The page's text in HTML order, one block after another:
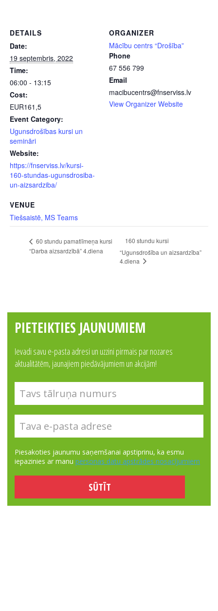
DETAILS
Date:
19 septembris, 2022
Time:
06:00 - 13:15
Cost:
EUR161,5
Event Category:
Ugunsdrošības kursi un
semināri
Website:
https://fnserviss.lv/kursi-
160-stundas-ugunsdrosiba-
un-aizsardziba/
VENUE
Tiešsaistē, MS Teams
ORGANIZER
Mācību centrs “Drošība”
Phone
67 556 799
Email
macibucentrs@fnserviss.lv
View Organizer Website
60 stundu pamatlīmeņa kursi
“Darba aizsardzībā” 4.diena
160 stundu kursi
“Ugunsdrošība un aizsardzība”
4.diena
PIETEIKTIES JAUNUMIEM
Ievadi savu e-pasta adresi un uzzini pirmais par nozares
aktualitātēm, jaunajiem piedāvājumiem un akcijām!
Piesakoties jaunumu saņemšanai apstiprinu, ka esmu
iepazinies ar manu personas datu apstrādes nosacījumiem